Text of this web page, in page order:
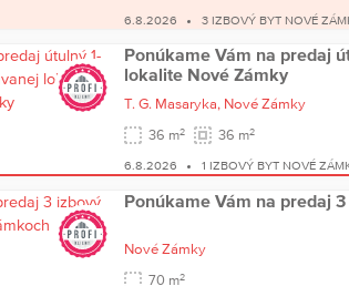
6.8.2026 3 IZBOVÝ BYT NOVÉ
Ponúkame Vám na predaj
lokalite Nové Zámky
T. G. Masaryka, Nové Zámky
36 m2 36 m2
6.8.2026 1 IZBOVÝ BYT NOVÉ
Ponúkame Vám na predaj
Nové Zámky
70 m2